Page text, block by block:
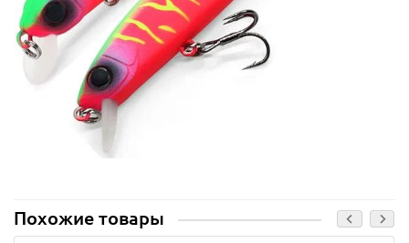
Похожие товары